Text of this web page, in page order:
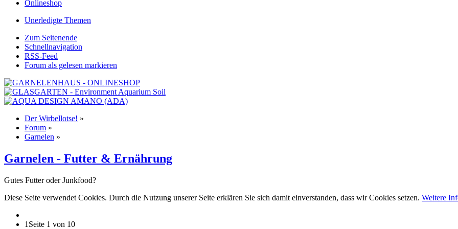
Onlineshop
Unerledigte Themen
Zum Seitenende
Schnellnavigation
RSS-Feed
Forum als gelesen markieren
Der Wirbellotse! »
Forum »
Garnelen »
Garnelen - Futter & Ernährung
Gutes Futter oder Junkfood?
Diese Seite verwendet Cookies. Durch die Nutzung unserer Seite erklären Sie sich damit einverstanden, dass wir Cookies setzen. Weitere
1 Seite 1 von 10